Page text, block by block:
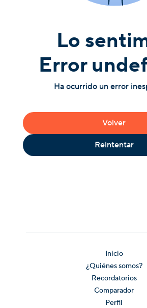
Lo
Error
Ha ocurrido un error
Volver
Reintentar
Inicio
¿Quiénes somos?
Recordatorios
Comparador
Perfil